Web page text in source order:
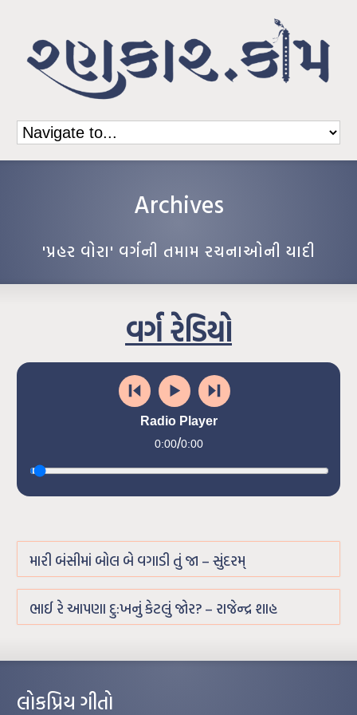
Archives
'પ્રહર વોરા' વર્ગની તમામ રચનાઓની યાદી
વર્ગ રેડિયો
Radio Player
0:00/0:00
મારી બંસીમાં બોલ બે વગાડી તું જા – સુંદરમ્
ભાઈ રે આપણા દુ:ખનું કેટલું જોર? – રાજેન્દ્ર શાહ
લોકપ્રિય ગીતો